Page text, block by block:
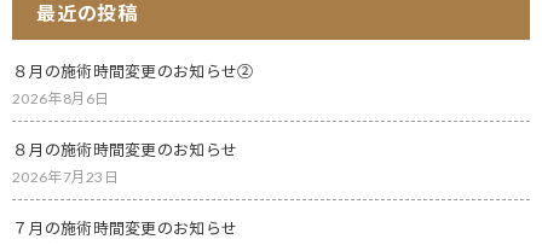
最近の投稿
８月の施術時間変更のお知らせ②
2026年8月6日
８月の施術時間変更のお知らせ
2026年7月23日
７月の施術時間変更のお知らせ